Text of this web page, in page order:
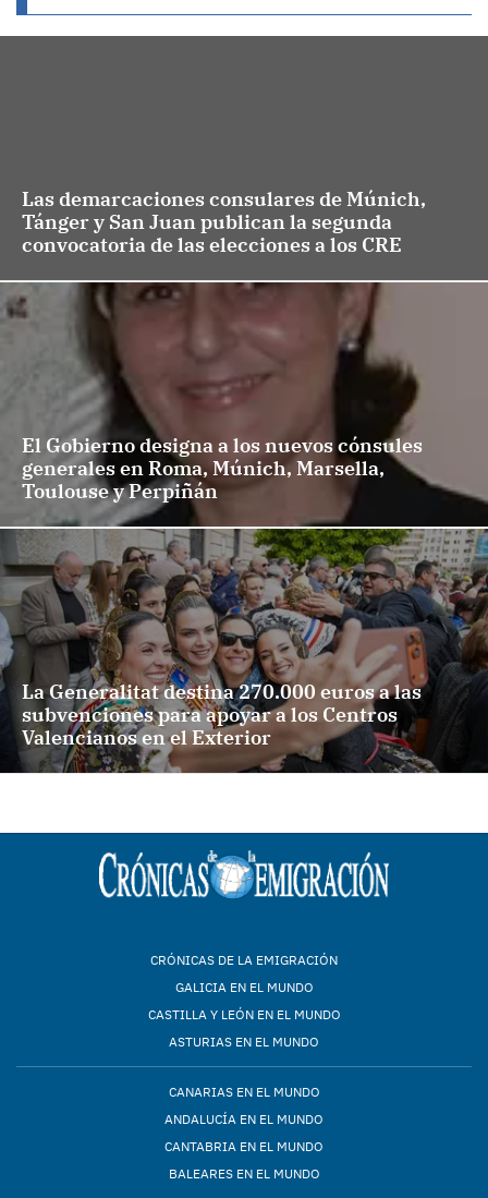
Las demarcaciones consulares de Múnich,
Tánger y San Juan publican la segunda
convocatoria de las elecciones a los CRE
El Gobierno designa a los nuevos cónsules
generales en Roma, Múnich, Marsella,
Toulouse y Perpiñán
La Generalitat destina 270.000 euros a las
subvenciones para apoyar a los Centros
Valencianos en el Exterior
CRÓNICAS DE LA EMIGRACIÓN
GALICIA EN EL MUNDO
CASTILLA Y LEÓN EN EL MUNDO
ASTURIAS EN EL MUNDO
CANARIAS EN EL MUNDO
ANDALUCÍA EN EL MUNDO
CANTABRIA EN EL MUNDO
BALEARES EN EL MUNDO